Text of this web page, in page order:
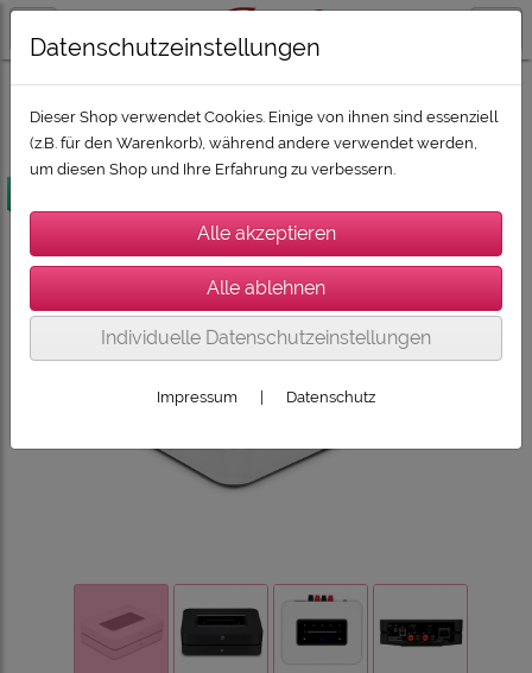
SONORO, SONOS, DEVIALET, CABASSE
Datenschutzeinstellungen
Dieser Shop verwendet Cookies. Einige von ihnen sind essenziell
(z.B. für den Warenkorb), während andere verwendet werden,
um diesen Shop und Ihre Erfahrung zu verbessern.
Individuelle Datenschutzeinstellungen
Impressum Datenschutz